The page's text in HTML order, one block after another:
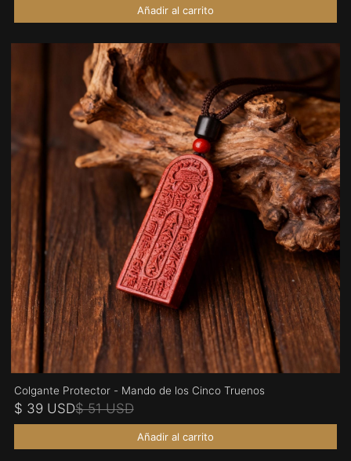
Añadir al carrito
Colgante Protector - Mando de los Cinco Truenos
$ 39 USD$ 51 USD
Añadir al carrito